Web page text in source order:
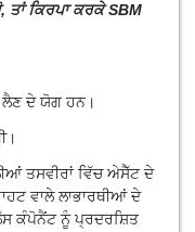
ਤਾਂ ਕਿਰਪਾ ਕਰਕੇ SBM
ਲੈਣ ਦੇ ਯੋਗ ਹਨ।
ਤਸਵੀਰਾਂ ਵਿੱਚ ਅੇਸੈੱਟ ਦੇ
ਵਾਲੇ ਲਾਭਾਰਥੀਆਂ ਦੇ
ਕੰਪੋਨੈਂਟ ਨੂੰ ਪ੍ਰਦਰਸ਼ਿਤ